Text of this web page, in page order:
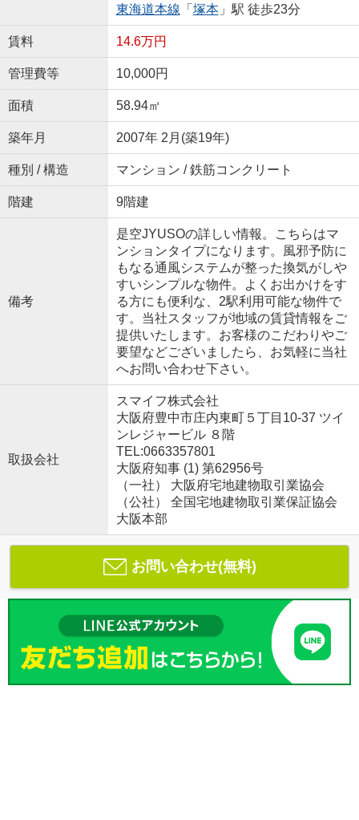
東海道本線 「 塚本」駅 徒歩23分
賃料 14.6万円
管理費等 10,000円
面積 58.94㎡
築年月 2007年 2月(築19年)
種別 / 構造 マンション / 鉄筋コンクリート
階建 9階建
備考
是空JYUSOの詳しい情報。こちらはマ
ンションタイプになります。風邪予防に
もなる通風システムが整った換気がしや
すいシンプルな物件。よくお出かけをす
る方にも便利な、2駅利用可能な物件で
す。当社スタッフが地域の賃貸情報をご
提供いたします。お客様のこだわりやご
要望などございましたら、お気軽に当社
へお問い合わせ下さい。
取扱会社
スマイフ株式会社
大阪府豊中市庄内東町５丁目10-37 ツイ
ンレジャービル ８階
TEL:0663357801
大阪府知事 (1) 第62956号
（一社） 大阪府宅地建物取引業協会
（公社） 全国宅地建物取引業保証協会
大阪本部
お問い合わせ(無料)